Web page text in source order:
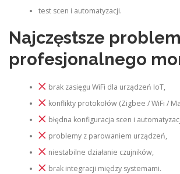
test scen i automatyzacji.
Najczęstsze
profesjonalnego
brak zasięgu WiFi dla urządzeń IoT,
konflikty protokołów (Zigbee / WiFi /
błędna konfiguracja scen i
problemy z parowaniem urządzeń,
niestabilne działanie czujników,
brak integracji między systemami.